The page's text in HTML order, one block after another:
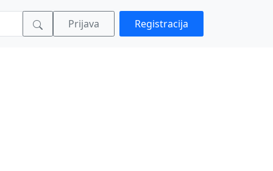
Prijava Registracija